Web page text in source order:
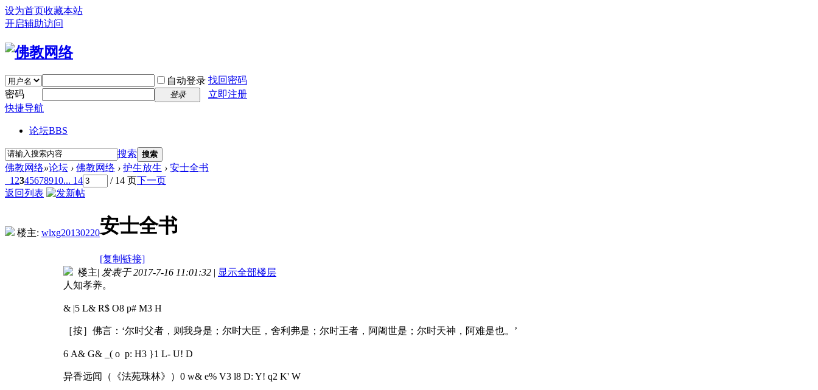
设为首页收藏本站
开启辅助访问
自动登录 找回密码
密码
登录
立即注册
快捷导航
论坛BBS
搜索 搜索
佛教网络»论坛 › 佛教网络 › 护生放生 › 安士全书
1 2345678910... 14 / 14 页下一页
返回列表
楼主: wlxg20130220安士全书
[复制链接]
楼主| 发表于 2017-7-16 11:01:32 | 显示全部楼层
人知孝养。
& |5 L& R$ O8 p# M3 H
［按］佛言：‘尔时父者，则我身是；尔时大臣，舍利弗是；尔时王者，阿阇世是；尔时天神，阿难是也。’
6 A& G& _( o p: H3 }1 L- U! D
异香远闻（《法苑珠林》） 0 w& e% V3 l8 D: Y! q2 K' W